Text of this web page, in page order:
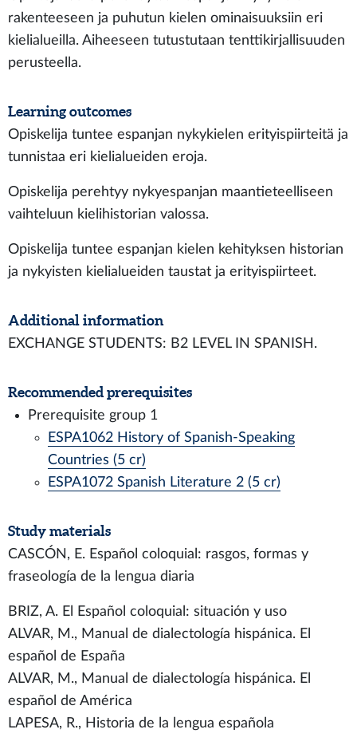
rakenteeseen ja puhutun kielen ominaisuuksiin eri
kielialueilla. Aiheeseen tutustutaan tenttikirjallisuuden
perusteella.
Learning outcomes
Opiskelija tuntee espanjan nykykielen erityispiirteitä ja
tunnistaa eri kielialueiden eroja.
Opiskelija perehtyy nykyespanjan maantieteelliseen
vaihteluun kielihistorian valossa.
Opiskelija tuntee espanjan kielen kehityksen historian
ja nykyisten kielialueiden taustat ja erityispiirteet.
Additional information
EXCHANGE STUDENTS: B2 LEVEL IN SPANISH.
Recommended prerequisites
Prerequisite group 1
ESPA1062 History of Spanish-Speaking
Countries (5 cr)
ESPA1072 Spanish Literature 2 (5 cr)
Study materials
CASCÓN, E. Español coloquial: rasgos, formas y
fraseología de la lengua diaria
BRIZ, A. El Español coloquial: situación y uso
ALVAR, M., Manual de dialectología hispánica. El
español de España
ALVAR, M., Manual de dialectología hispánica. El
español de América
LAPESA, R., Historia de la lengua española